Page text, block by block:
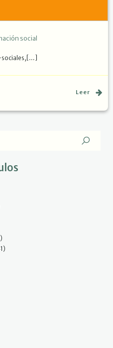
social
Leer